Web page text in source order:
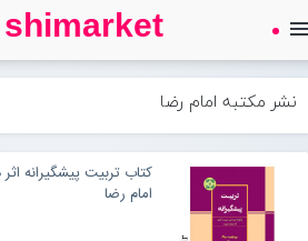
SHIMARKET
فروشگاه اینترنتی کتاب
درباره ما
shimarket
نشر مکتبه امام رضا
کتاب تربیت پیشگیرانه
امام رضا